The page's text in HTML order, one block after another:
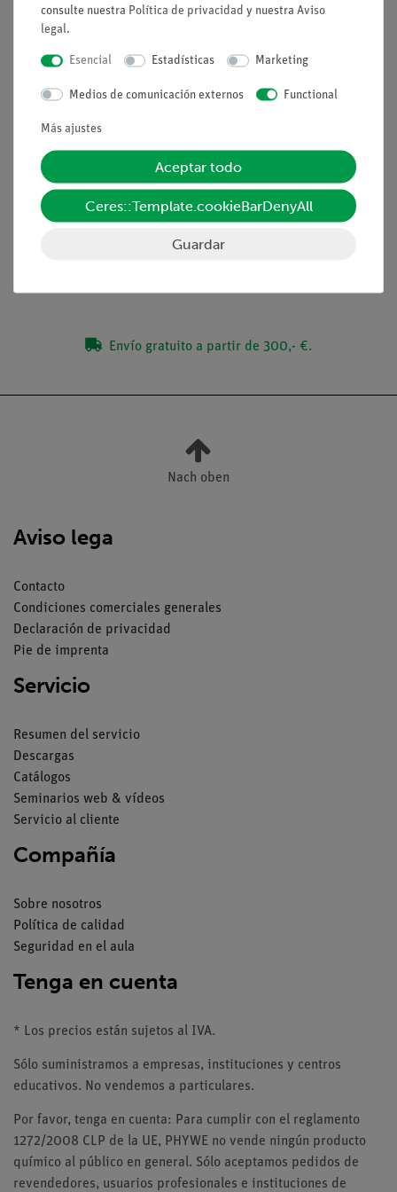
Amplificador de medida DC
otros accesorios
09057-61, 09057-71, 09057-81).
Experimentos
Volumen de suministro
Envío gratuito a partir de 300,- €.
Nach oben
Aviso lega
Contacto
Condiciones comerciales generales
Declaración de privacidad
Pie de imprenta
Servicio
Resumen del servicio
Descargas
Catálogos
Seminarios web & vídeos
Servicio al cliente
Compañía
Sobre nosotros
Política de calidad
Seguridad en el aula
Tenga en cuenta
* Los precios están sujetos al IVA.
Sólo suministramos a empresas, instituciones y centros
educativos. No vendemos a particulares.
Por favor, tenga en cuenta: Para cumplir con el reglamento
1272/2008 CLP de la UE, PHYWE no vende ningún producto
químico al público en general. Sólo aceptamos pedidos de
revendedores, usuarios profesionales e instituciones de
consulte nuestra Política de privacidad y nuestra Aviso
legal.
Esencial Estadísticas Marketing
Medios de comunicación externos Functional
Más ajustes
Aceptar todo
Ceres::Template.cookieBarDenyAll
Guardar